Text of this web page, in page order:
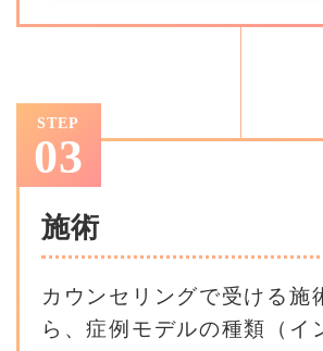
STEP
03
施術
カウンセリングで受ける施
ら、症例モデルの種類（イ